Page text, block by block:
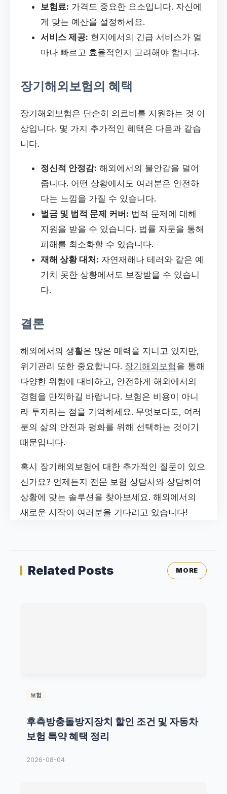
보험료: 가격도 중요한 요소입니다. 자신에
게 맞는 예산을 설정하세요.
서비스 제공: 현지에서의 긴급 서비스가 얼
마나 빠르고 효율적인지 고려해야 합니다.
장기해외보험의 혜택
장기해외보험은 단순히 의료비를 지원하는 것 이
상입니다. 몇 가지 추가적인 혜택은 다음과 같습
니다.
정신적 안정감: 해외에서의 불안감을 덜어
줍니다. 어떤 상황에서도 여러분은 안전하
다는 느낌을 가질 수 있습니다.
벌금 및 법적 문제 커버: 법적 문제에 대해
지원을 받을 수 있습니다. 법률 자문을 통해
피해를 최소화할 수 있습니다.
재해 상황 대처: 자연재해나 테러와 같은 예
기치 못한 상황에서도 보장받을 수 있습니
다.
결론
해외에서의 생활은 많은 매력을 지니고 있지만,
위기관리 또한 중요합니다. 장기해외보험을 통해
다양한 위험에 대비하고, 안전하게 해외에서의
경험을 만끽하길 바랍니다. 보험은 비용이 아니
라 투자라는 점을 기억하세요. 무엇보다도, 여러
분의 삶의 안전과 평화를 위해 선택하는 것이기
때문입니다.
혹시 장기해외보험에 대한 추가적인 질문이 있으
신가요? 언제든지 전문 보험 상담사와 상담하여
상황에 맞는 솔루션을 찾아보세요. 해외에서의
새로운 시작이 여러분을 기다리고 있습니다!
Related Posts MORE
보험
후측방충돌방지장치 할인 조건 및 자동차
보험 특약 혜택 정리
2026-08-04